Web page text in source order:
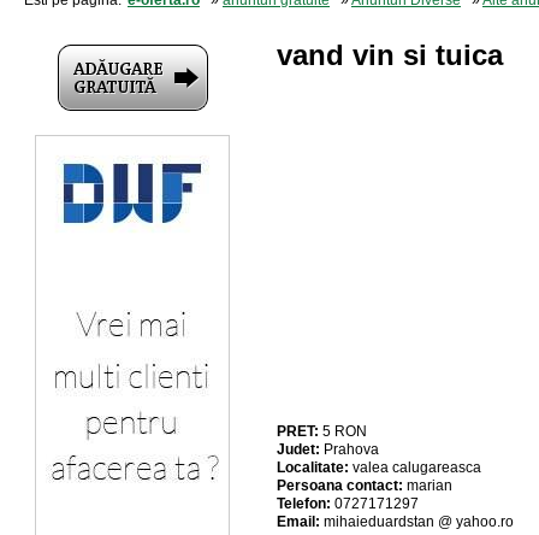
vand vin si tuica
PRET: 5 RON
Judet: Prahova
Localitate: valea calugareasca
Persoana contact: marian
Telefon: 0727171297
Email: mihaieduardstan @ yahoo.ro